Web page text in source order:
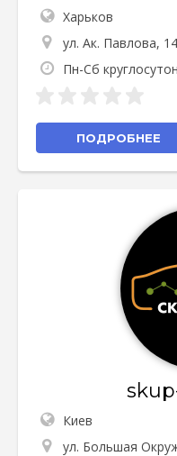
Харьков
ул. Ак. Павлова,
Пн-Сб
ПОДРОБНЕЕ
Киев
ул. Большая